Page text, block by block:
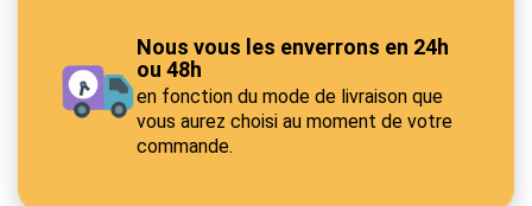
Nous vous les enverrons en 24h
ou 48h
en fonction du mode de livraison que
vous aurez choisi au moment de votre
commande.